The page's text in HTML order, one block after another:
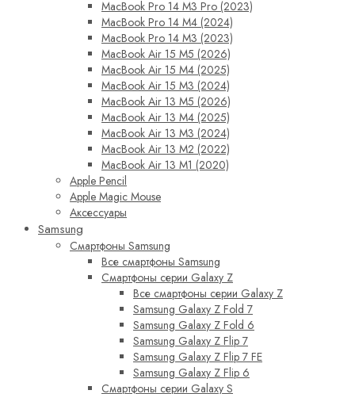
MacBook Pro 14 M3 Pro (2023)
MacBook Pro 14 M4 (2024)
MacBook Pro 14 M3 (2023)
MacBook Air 15 M5 (2026)
MacBook Air 15 M4 (2025)
MacBook Air 15 M3 (2024)
MacBook Air 13 M5 (2026)
MacBook Air 13 M4 (2025)
MacBook Air 13 M3 (2024)
MacBook Air 13 M2 (2022)
MacBook Air 13 M1 (2020)
Apple Pencil
Apple Magic Mouse
Аксессуары
Samsung
Смартфоны Samsung
Все смартфоны Samsung
Смартфоны серии Galaxy Z
Все смартфоны серии Galaxy Z
Samsung Galaxy Z Fold 7
Samsung Galaxy Z Fold 6
Samsung Galaxy Z Flip 7
Samsung Galaxy Z Flip 7 FE
Samsung Galaxy Z Flip 6
Смартфоны серии Galaxy S